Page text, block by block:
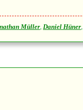
Müller, Daniel Hüner,